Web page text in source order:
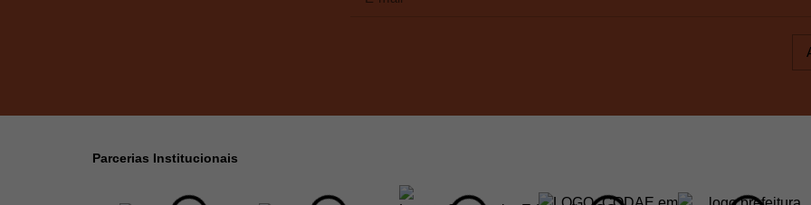
Parcerias Institucionais